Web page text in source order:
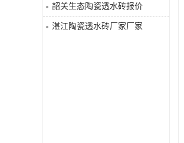
韶关生态陶瓷透水砖报价
湛江陶瓷透水砖厂家厂家